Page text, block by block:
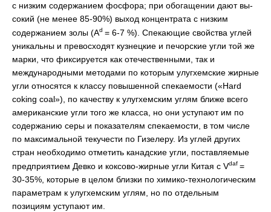
с низким содержанием фосфора; при обогащении дают вы­
сокий (не менее 85-90%) выход концентрата с низким
содержанием золы (Ad = 6-7 %). Спекающие свойства углей
уникальны и превосходят кузнецкие и печорские угли той же
марки, что фиксируется как отечественными, так и
международными методами по которым улугхемские жирные
угли относятся к классу повышенной спекаемости («Hard
coking coal»), по качеству к улугхемским углям ближе всего
американские угли того же класса, но они уступают им по
содержанию серы и показателям спекаемости, в том числе
по максимальной текучести по Гизелеру. Из углей других
стран необходимо отметить канадские угли, поставляемые
предприятием Девко и коксово-жирные угли Китая с Vdaf =
30-35%, которые в целом близки по химико-технологическим
параметрам к улугхем­ским углям, но по отдельным
позициям уступают им.